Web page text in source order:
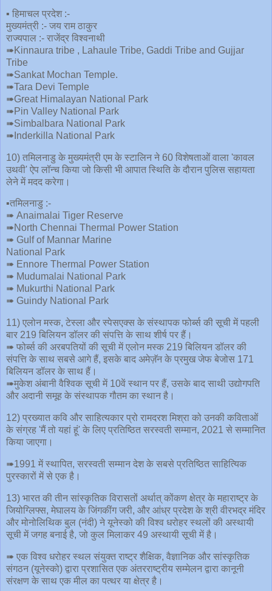
▪️ हिमाचल प्रदेश :-
मुख्यमंत्री :- जय राम ठाकुर
राज्यपाल :- राजेंद्र विश्वनाथी
➠Kinnaura tribe , Lahaule Tribe, Gaddi Tribe and Gujjar
Tribe
➠Sankat Mochan Temple.
➠Tara Devi Temple
➠Great Himalayan National Park
➠Pin Valley National Park
➠Simbalbara National Park
➠Inderkilla National Park
10) तमिलनाडु के मुख्यमंत्री एम के स्टालिन ने 60 विशेषताओं वाला 'कावल
उथवी' ऐप लॉन्च किया जो किसी भी आपात स्थिति के दौरान पुलिस सहायता
लेने में मदद करेगा।
▪️तमिलनाडु :-
➠ Anaimalai Tiger Reserve
➠North Chennai Thermal Power Station
➠ Gulf of Mannar Marine
National Park
➠ Ennore Thermal Power Station
➠ Mudumalai National Park
➠ Mukurthi National Park
➠ Guindy National Park
11) एलोन मस्क, टेस्ला और स्पेसएक्स के संस्थापक फोर्ब्स की सूची में पहली
बार 219 बिलियन डॉलर की संपत्ति के साथ शीर्ष पर हैं।
➠ फोर्ब्स की अरबपतियों की सूची में एलोन मस्क 219 बिलियन डॉलर की
संपत्ति के साथ सबसे आगे हैं, इसके बाद अमेज़ॅन के प्रमुख जेफ बेजोस 171
बिलियन डॉलर के साथ हैं।
➠मुकेश अंबानी वैश्विक सूची में 10वें स्थान पर हैं, उसके बाद साथी उद्योगपति
और अदानी समूह के संस्थापक गौतम का स्थान है।
12) प्रख्यात कवि और साहित्यकार प्रो रामदरश मिश्रा को उनकी कविताओं
के संग्रह 'मैं तो यहां हूं' के लिए प्रतिष्ठित सरस्वती सम्मान, 2021 से सम्मानित
किया जाएगा।
➠1991 में स्थापित, सरस्वती सम्मान देश के सबसे प्रतिष्ठित साहित्यिक
पुरस्कारों में से एक है।
13) भारत की तीन सांस्कृतिक विरासतों अर्थात् कोंकण क्षेत्र के महाराष्ट्र के
जियोग्लिफ्स, मेघालय के जिंगकींग जरी, और आंध्र प्रदेश के श्री वीरभद्र मंदिर
और मोनोलिथिक बुल (नंदी) ने यूनेस्को की विश्व धरोहर स्थलों की अस्थायी
सूची में जगह बनाई है, जो कुल मिलाकर 49 अस्थायी सूची में है।
➠ एक विश्व धरोहर स्थल संयुक्त राष्ट्र शैक्षिक, वैज्ञानिक और सांस्कृतिक
संगठन (यूनेस्को) द्वारा प्रशासित एक अंतरराष्ट्रीय सम्मेलन द्वारा कानूनी
संरक्षण के साथ एक मील का पत्थर या क्षेत्र है।